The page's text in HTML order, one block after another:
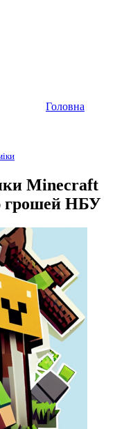
Головна
Minecraft
грошей НБУ